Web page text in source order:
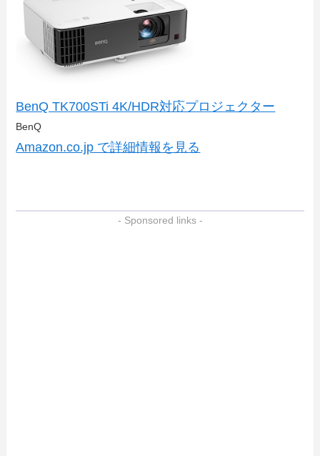
BenQ TK700STi 4K/HDR対応プロジェクター
BenQ
Amazon.co.jp で詳細情報を見る
- Sponsored links -